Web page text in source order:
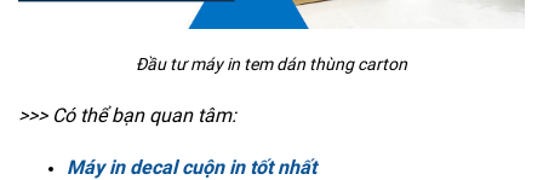
Đầu tư máy in tem dán thùng carton
>>> Có thể bạn quan tâm:
Máy in decal cuộn in tốt nhất